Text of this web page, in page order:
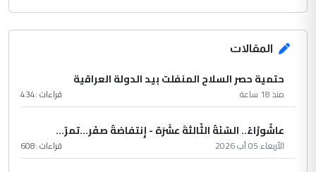
المقالات
حتمية حصر السلاح المنفلت بيد الدولة العراقية
منذ 18 ساعة قراءات :434
عاشُورْاءُ.. السّنَةُ الثّالثةَ عشَرَة - إِنتفاضةُ صفَر…تمرّ...
الأربعاء 05 آب 2026 قراءات :608